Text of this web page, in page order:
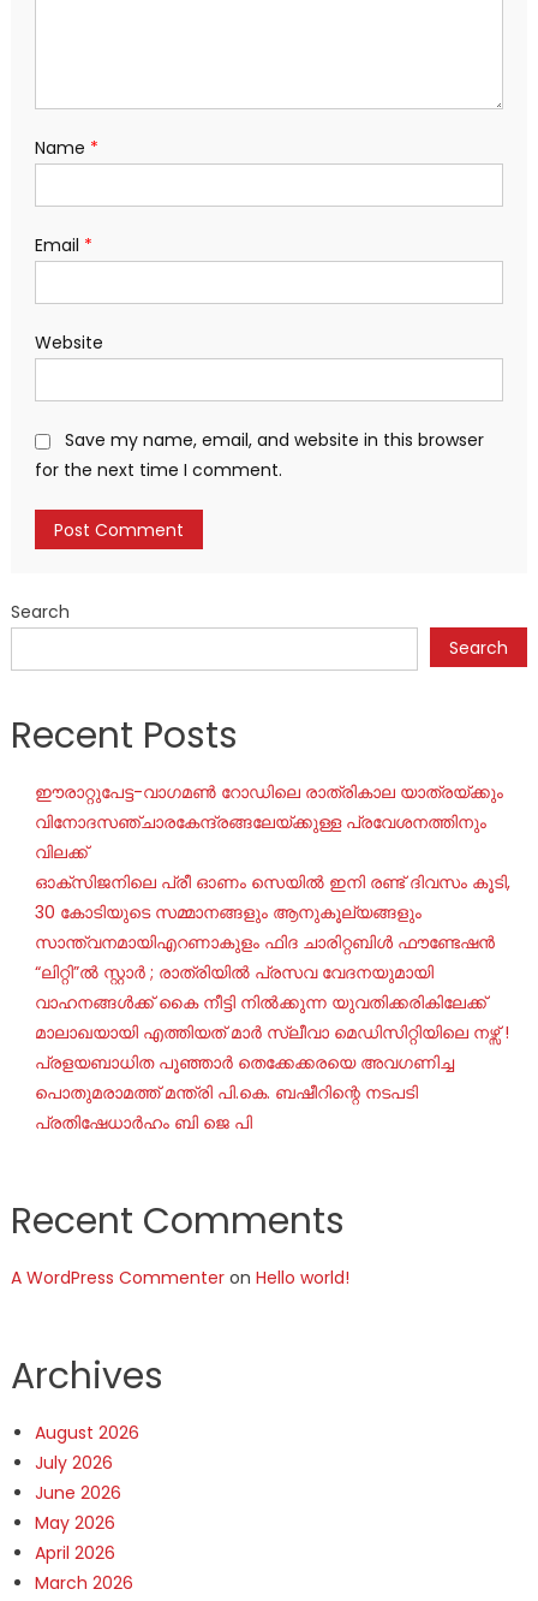
Name *
Email *
Website
Save my name, email, and website in this browser
for the next time I comment.
Search
Search
Recent Posts
ഈരാറ്റുപേട്ട-വാഗമൺ റോഡിലെ രാത്രികാല യാത്രയ്ക്കും
വിനോദസഞ്ചാരകേന്ദ്രങ്ങലേയ്ക്കുള്ള പ്രവേശനത്തിനും
വിലക്ക്
ഓക്‌സിജനിലെ പ്രീ ഓണം സെയില്‍ ഇനി രണ്ട് ദിവസം കൂടി,
30 കോടിയുടെ സമ്മാനങ്ങളും ആനുകൂല്യങ്ങളും
സാന്ത്വനമായിഎറണാകുളം ഫിദ ചാരിറ്റബിൾ ഫൗണ്ടേഷൻ
“ലിറ്റി”ൽ സ്റ്റാർ ; രാത്രിയിൽ പ്രസവ വേദനയുമായി
വാഹനങ്ങൾക്ക് കൈ നീട്ടി നിൽക്കുന്ന യുവതിക്കരികിലേക്ക്
മാലാഖയായി എത്തിയത് മാർ സ്ലീവാ മെഡിസിറ്റിയിലെ നഴ്സ് !
പ്രളയബാധിത പൂഞ്ഞാർ തെക്കേക്കരയെ അവഗണിച്ച
പൊതുമരാമത്ത് മന്ത്രി പി.കെ. ബഷീറിന്റെ നടപടി
പ്രതിഷേധാർഹം ബി ജെ പി
Recent Comments
A WordPress Commenteron Hello world!
Archives
August 2026
July 2026
June 2026
May 2026
April 2026
March 2026